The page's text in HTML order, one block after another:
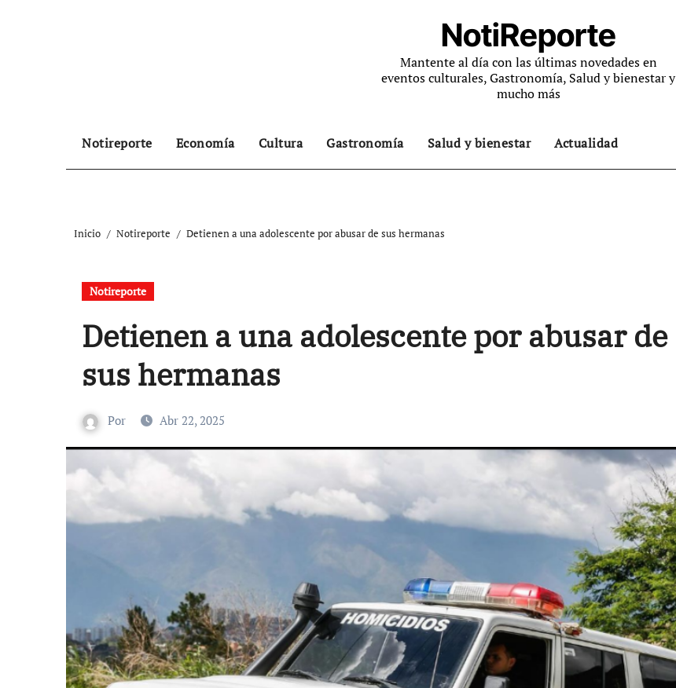
NotiReporte
Mantente al día con las últimas novedades en
eventos culturales, Gastronomía, Salud y bienestar y
mucho más
Notireporte Economía Cultura Gastronomía Salud y bienestar Actualidad
Inicio Notireporte Detienen a una adolescente por abusar de sus hermanas
Notireporte
Detienen a una adolescente por abusar de
sus hermanas
Por Abr 22, 2025